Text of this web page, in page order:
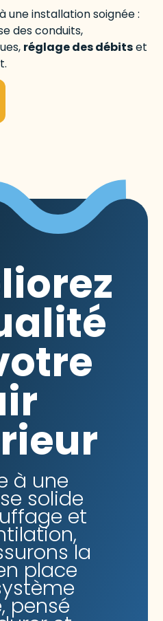
une installation soignée :
des conduits,
réglage des débitset
à une
solide
et
la
place
pensé